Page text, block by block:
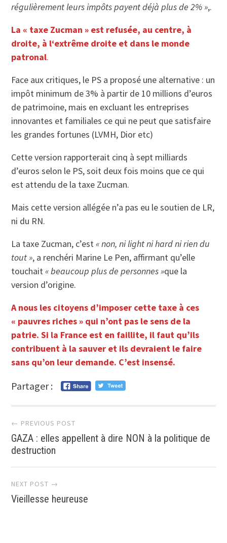
régulièrement leurs impôts payent déjà plus de 2% »,.
La « taxe Zucman » est refusée, au centre, à
droite, à l‘extrême droite et dans le monde
patronal.
Face aux critiques, le PS a proposé une alternative : un
impôt minimum de 3% à partir de 10 millions d’euros
de patrimoine, mais en excluant les entreprises
innovantes et familiales ce qui ne peut que satisfaire
les grandes fortunes (LVMH, Dior etc)
Cette version rapporterait cinq à sept milliards
d’euros selon le PS, soit deux fois moins que ce qui
est attendu de la taxe Zucman.
Mais cette version allégée n’a pas eu le soutien de LR,
ni du RN.
La taxe Zucman, c’est« non, ni light ni hard ni rien du
tout », a renchéri Marine Le Pen, affirmant qu’elle
touchait« beaucoup plus de personnes »que la
version d’origine.
A nous les citoyens d’imposer cette taxe à ces
« pauvres riches » qui n’ont pas le sens de la
patrie. Si la France est en faillite, il faut qu’ils
contribuent à la sauver et ils devraient le faire
sans qu’on leur demande. C’est insensé.
Partager :
Post
navigation
← PREVIOUS POST
GAZA : elles appellent à dire NON à la politique de
destruction
NEXT POST →
Vieillesse heureuse